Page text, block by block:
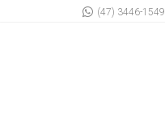
(47) 3446-1549